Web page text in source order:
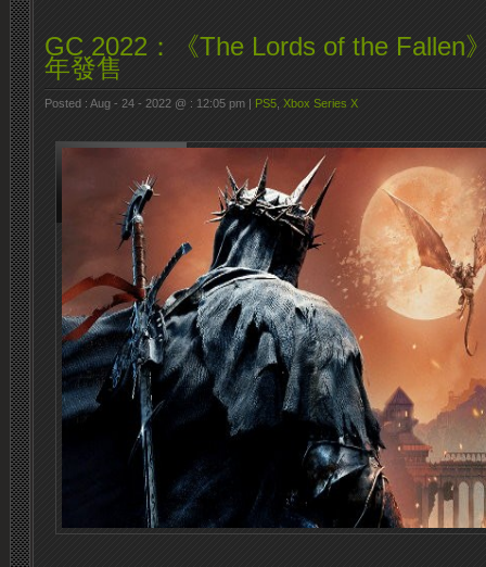
GC 2022：《The Lords of the Fallen
年發售
Posted : Aug - 24 - 2022 @ : 12:05 pm | PS5 Xbox Series X